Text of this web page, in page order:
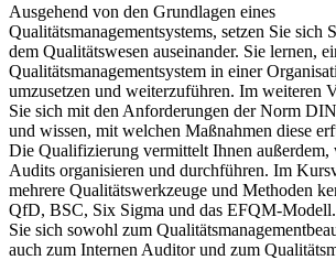
Ausgehend von den Grundlagen eines
Qualitätsmanagementsystems, setzen Sie sich
dem Qualitätswesen auseinander. Sie lernen,
Qualitätsmanagementsystem in einer
umzusetzen und weiterzuführen. Im weiteren
Sie sich mit den Anforderungen der Norm
und wissen, mit welchen Maßnahmen diese
Die Qualifizierung vermittelt Ihnen außerdem,
Audits organisieren und durchführen. Im
mehrere Qualitätswerkzeuge und Methoden
QfD, BSC, Six Sigma und das EFQM-
Sie sich sowohl zum
auch zum Internen Auditor und zum